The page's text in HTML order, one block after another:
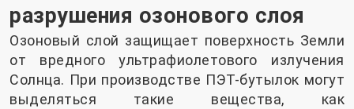
разрушения озонового слоя
Озоновый слой защищает поверхность Земли
от вредного ультрафиолетового излучения
Солнца. При производстве ПЭТ-бутылок могут
выделяться такие вещества, как